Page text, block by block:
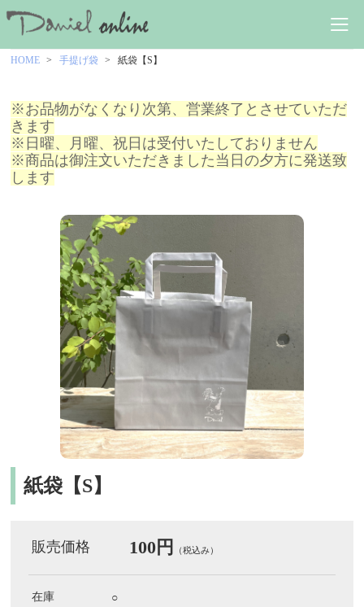
HOME 手提げ袋 紙袋【S】
※お品物がなくなり次第、営業終了とさせていただ
きます
※日曜、月曜、祝日は受付いたしておりません
※商品は御注文いただきました当日の夕方に発送致
します
紙袋【S】
販売価格 100円 （税込み）
在庫 ○